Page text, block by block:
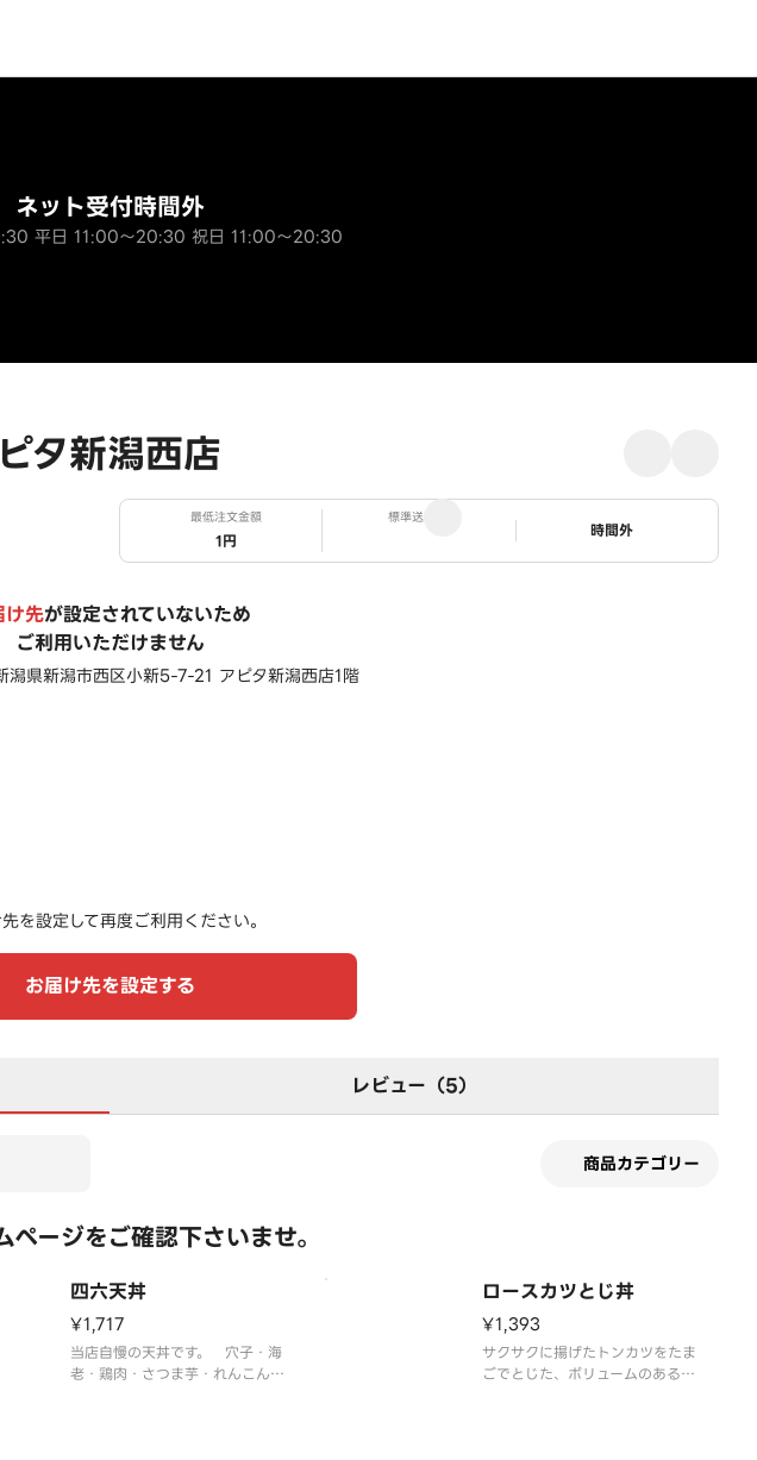
新潟西店
ネット受付時間外
平日 11:00～20:30 祝日 11:00～20:30
最低注文金額
1円
標準送料
ステータス
時間外
け先が設定されていないため
ご利用いただけません
潟県新潟市西区小新5-7-21 アピタ新潟西店1階
を設定して再度ご利用ください。
お届け先を設定する
レビュー（5）
商品カテゴリー
ージをご確認下さいませ。
四六天丼
¥1,717
当店自慢の天丼です。 穴子・海
老・鶏肉・さつま芋・れんこん・
ロースカツとじ丼
¥1,393
サクサクに揚げたトンカツをたま
ごでとじた、ボリュームのある一